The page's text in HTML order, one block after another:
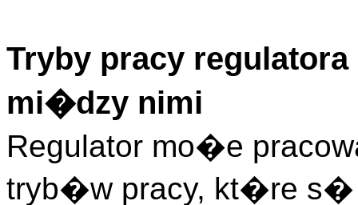
Tryby pracy
mi�dzy nimi
Regulator mo�e
tryb�w pracy, kt�re s�